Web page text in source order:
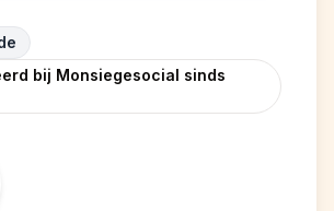
bij Monsiegesocial sinds